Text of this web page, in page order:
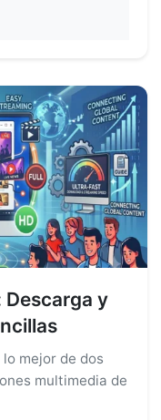
y
mejor de dos
multimedia de